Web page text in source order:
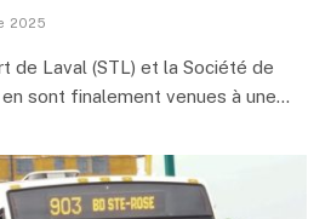
2025
de Laval (STL) et la Société de
sont finalement venues à une…